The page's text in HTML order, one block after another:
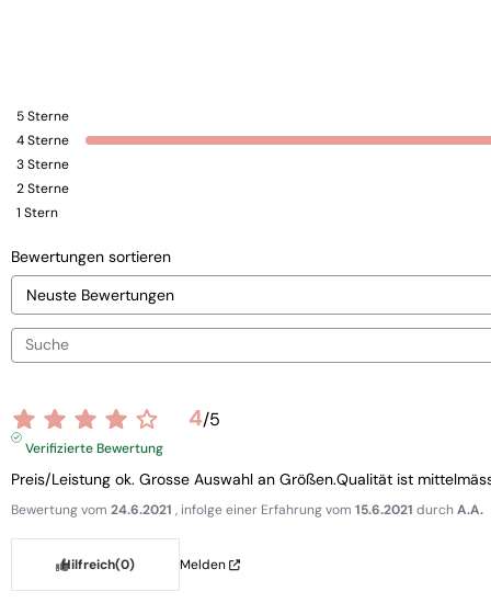
5Sterne
4Sterne
3Sterne
2Sterne
1 Stern
Bewertungen sortieren
4/5
Verifizierte Bewertung
Preis/Leistung ok. Grosse Auswahl an Größen.Qualität ist
Bewertung vom 24.6.2021 , infolge einer Erfahrung vom 15.6.2021 durchA.A.
Hilfreich(0) Melden